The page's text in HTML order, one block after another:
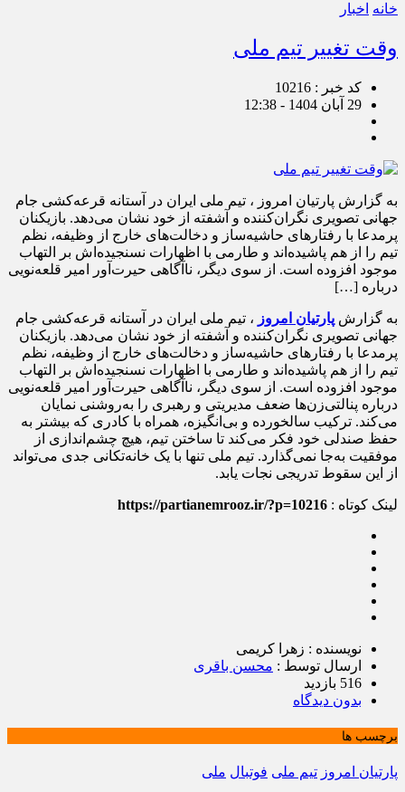
خانه اخبار
وقت تغییر تیم ملی
کد خبر : 10216
29 آبان 1404 - 12:38
به گزارش پارتیان امروز ، تیم ملی ایران در آستانه قرعه‌کشی جام
جهانی تصویری نگران‌کننده و آشفته از خود نشان می‌دهد. بازیکنان
پرمدعا با رفتارهای حاشیه‌ساز و دخالت‌های خارج از وظیفه، نظم
تیم را از هم پاشیده‌اند و طارمی با اظهارات نسنجیده‌اش بر التهاب
موجود افزوده است. از سوی دیگر، ناآگاهی حیرت‌آور امیر قلعه‌نویی
درباره […]
به گزارش پارتیان امروز ، تیم ملی ایران در آستانه قرعه‌کشی جام
جهانی تصویری نگران‌کننده و آشفته از خود نشان می‌دهد. بازیکنان
پرمدعا با رفتارهای حاشیه‌ساز و دخالت‌های خارج از وظیفه، نظم
تیم را از هم پاشیده‌اند و طارمی با اظهارات نسنجیده‌اش بر التهاب
موجود افزوده است. از سوی دیگر، ناآگاهی حیرت‌آور امیر قلعه‌نویی
درباره پنالتی‌زن‌ها ضعف مدیریتی و رهبری را به‌روشنی نمایان
می‌کند. ترکیب سالخورده و بی‌انگیزه، همراه با کادری که بیشتر به
حفظ صندلی‌ خود فکر می‌کند تا ساختن تیم، هیچ چشم‌اندازی از
موفقیت به‌جا نمی‌گذارد. تیم ملی تنها با یک خانه‌تکانی جدی می‌تواند
از این سقوط تدریجی نجات یابد.
لینک کوتاه : https://partianemrooz.ir/?p=10216
نویسنده : زهرا کریمی
ارسال توسط : محسن باقری
516 بازدید
بدون دیدگاه
برچسب ها
پارتیان امروز تیم ملی فوتبال ملی